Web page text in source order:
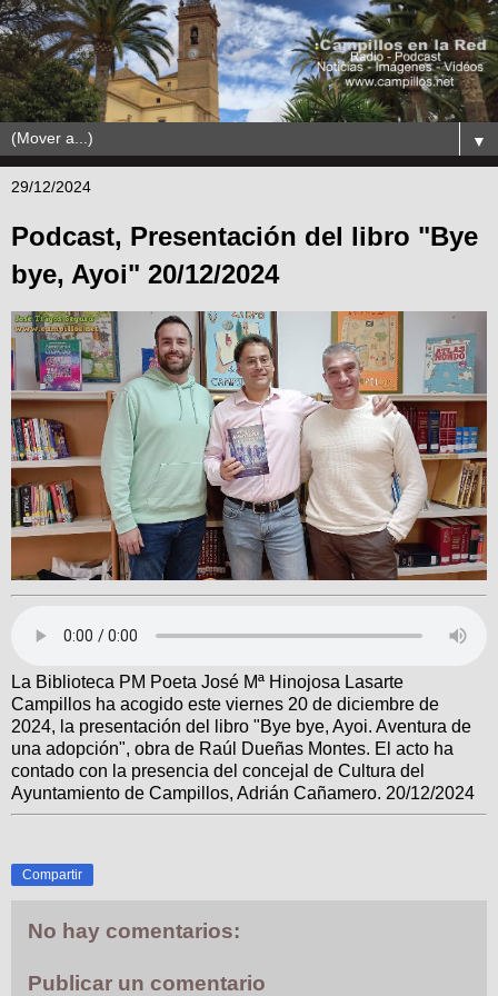
▼
29/12/2024
Podcast, Presentación del libro "Bye
bye, Ayoi" 20/12/2024
La Biblioteca PM Poeta José Mª Hinojosa Lasarte
Campillos ha acogido este viernes 20 de diciembre de
2024, la presentación del libro "Bye bye, Ayoi. Aventura de
una adopción", obra de Raúl Dueñas Montes. El acto ha
contado con la presencia del concejal de Cultura del
Ayuntamiento de Campillos, Adrián Cañamero. 20/12/2024
Compartir
No hay comentarios:
Publicar un comentario